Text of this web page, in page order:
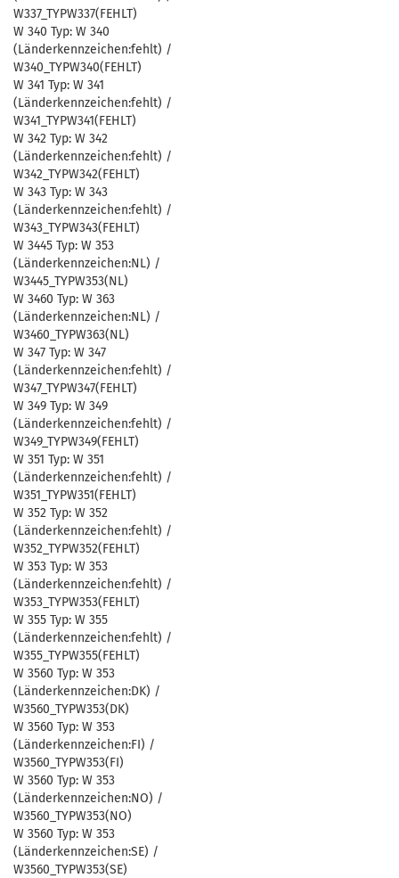
W337_TYPW337(FEHLT)
W 340 Typ: W 340
(Länderkennzeichen:fehlt) /
W340_TYPW340(FEHLT)
W 341 Typ: W 341
(Länderkennzeichen:fehlt) /
W341_TYPW341(FEHLT)
W 342 Typ: W 342
(Länderkennzeichen:fehlt) /
W342_TYPW342(FEHLT)
W 343 Typ: W 343
(Länderkennzeichen:fehlt) /
W343_TYPW343(FEHLT)
W 3445 Typ: W 353
(Länderkennzeichen:NL) /
W3445_TYPW353(NL)
W 3460 Typ: W 363
(Länderkennzeichen:NL) /
W3460_TYPW363(NL)
W 347 Typ: W 347
(Länderkennzeichen:fehlt) /
W347_TYPW347(FEHLT)
W 349 Typ: W 349
(Länderkennzeichen:fehlt) /
W349_TYPW349(FEHLT)
W 351 Typ: W 351
(Länderkennzeichen:fehlt) /
W351_TYPW351(FEHLT)
W 352 Typ: W 352
(Länderkennzeichen:fehlt) /
W352_TYPW352(FEHLT)
W 353 Typ: W 353
(Länderkennzeichen:fehlt) /
W353_TYPW353(FEHLT)
W 355 Typ: W 355
(Länderkennzeichen:fehlt) /
W355_TYPW355(FEHLT)
W 3560 Typ: W 353
(Länderkennzeichen:DK) /
W3560_TYPW353(DK)
W 3560 Typ: W 353
(Länderkennzeichen:FI) /
W3560_TYPW353(FI)
W 3560 Typ: W 353
(Länderkennzeichen:NO) /
W3560_TYPW353(NO)
W 3560 Typ: W 353
(Länderkennzeichen:SE) /
W3560_TYPW353(SE)